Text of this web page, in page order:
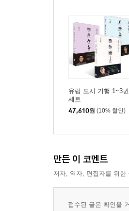
제8장. 그래도 믿어야
역사의 심판은 있는가
반민 특위, 일그러진
미 군정과 친일세력의
미 군정의 상속자 이승만
뒤죽박죽인 역사의 심판
냉정하고 무자비한 역
유럽 도시 기행 1~3권
세트
47,610원 (10% 할인)
만든 이 코멘트
저자, 역자, 편집자를 위
접수된 글은 확인을